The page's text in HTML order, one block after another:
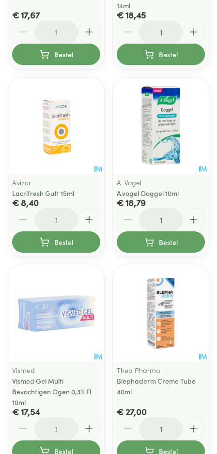
€ 17,67
Bestel
14ml
€ 18,45
Bestel
Avizor
Lacrifresh Gutt 15ml
€ 8,40
Bestel
A. Vogel
A.vogel Ooggel 10ml
€ 18,79
Bestel
Vismed
Vismed Gel Multi
Bevochtigen Ogen 0,3% Fl
10ml
€ 17,54
Bestel
Thea Pharma
Blephaderm Creme Tube
40ml
€ 27,00
Bestel